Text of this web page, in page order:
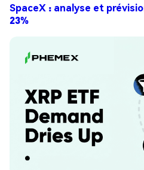
SpaceX : analyse et
23%